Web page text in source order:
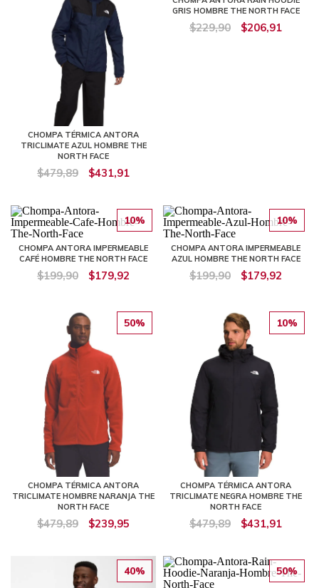
CHOMPA TÉRMICA ANTORA
TRICLIMATE AZUL HOMBRE THE
NORTH FACE
$479,89 $431,91
GRIS HOMBRE THE NORTH FACE
$229,90 $206,91
10%
CHOMPA ANTORA IMPERMEABLE
CAFÉ HOMBRE THE NORTH FACE
$199,90 $179,92
10%
CHOMPA ANTORA IMPERMEABLE
AZUL HOMBRE THE NORTH FACE
$199,90 $179,92
50%
CHOMPA TÉRMICA ANTORA
TRICLIMATE HOMBRE NARANJA THE
NORTH FACE
$479,89 $239,95
10%
CHOMPA TÉRMICA ANTORA
TRICLIMATE NEGRA HOMBRE THE
NORTH FACE
$479,89 $431,91
40% 50%